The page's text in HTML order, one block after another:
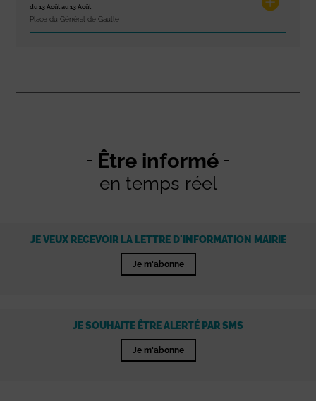
du 13 Août au 13 Août
Place du Général de Gaulle
Être informé
en temps réel
JE VEUX RECEVOIR LA LETTRE D'INFORMATION MAIRIE
Je m'abonne
JE SOUHAITE ÊTRE ALERTÉ PAR SMS
Je m'abonne